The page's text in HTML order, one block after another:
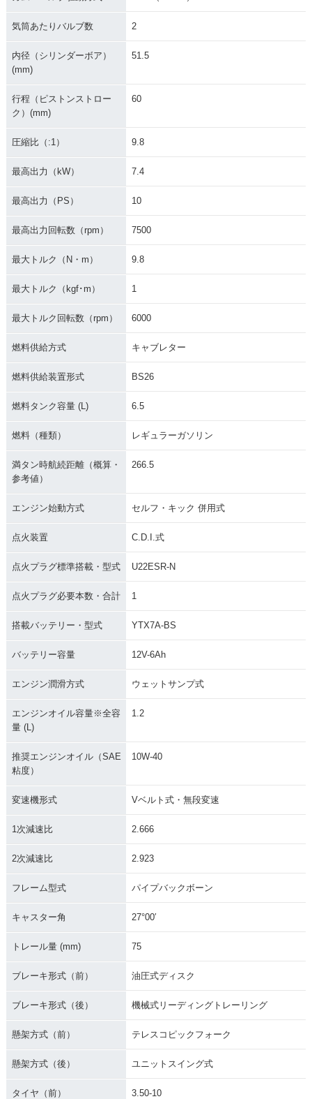
気筒あたりバルブ数 2
内径（シリンダーボア）
(mm)
51.5
行程（ピストンストロー
ク）(mm)
60
圧縮比（:1） 9.8
最高出力（kW） 7.4
最高出力（PS） 10
最高出力回転数（rpm） 7500
最大トルク（N・m） 9.8
最大トルク（kgf･m） 1
最大トルク回転数（rpm） 6000
燃料供給方式 キャブレター
燃料供給装置形式 BS26
燃料タンク容量 (L) 6.5
燃料（種類） レギュラーガソリン
満タン時航続距離（概算・
参考値）
266.5
エンジン始動方式 セルフ・キック 併用式
点火装置 C.D.I.式
点火プラグ標準搭載・型式 U22ESR-N
点火プラグ必要本数・合計 1
搭載バッテリー・型式 YTX7A-BS
バッテリー容量 12V-6Ah
エンジン潤滑方式 ウェットサンプ式
エンジンオイル容量※全容
量 (L)
1.2
推奨エンジンオイル（SAE
粘度）
10W-40
変速機形式 Vベルト式・無段変速
1次減速比 2.666
2次減速比 2.923
フレーム型式 パイプバックボーン
キャスター角 27°00′
トレール量 (mm) 75
ブレーキ形式（前） 油圧式ディスク
ブレーキ形式（後） 機械式リーディングトレーリング
懸架方式（前） テレスコピックフォーク
懸架方式（後） ユニットスイング式
タイヤ（前） 3.50-10